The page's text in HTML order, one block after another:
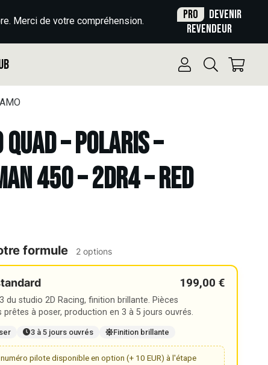
Merci de votre compréhension. Pro
Devenir
revendeur
– POLARIS –
450 – 2DR4 – RED
formule 2 options
199,00 €
du studio 2D Racing, finition brillante. Pièces
prêtes à poser, production en 3 à 5 jours ouvrés.
3 à 5 jours ouvrés Finition brillante
pilote disponible en option (+ 10 EUR) à l'étape